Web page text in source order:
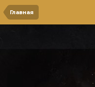
Главная